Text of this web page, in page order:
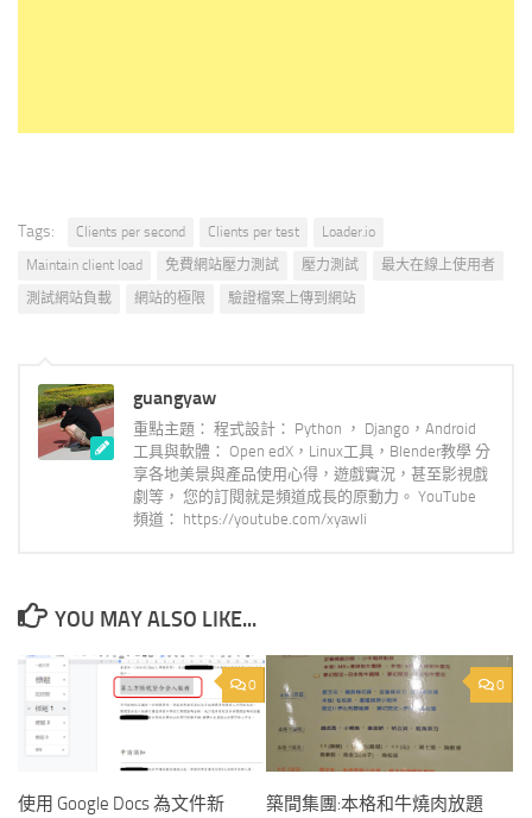
Tags: Clients per second Clients per test
Loader.io
Maintain client load
免費網站壓力測試 壓力測試
最大在線上使用者
測試網站負載
網站的極限 驗證檔案上傳到網站
guangyaw
重點主題： 程式設計： Python ， Django，Android
工具與軟體： Open edX，Linux工具，Blender教學 分
享各地美景與產品使用心得，遊戲實況，甚至影視戲
劇等， 您的訂閱就是頻道成長的原動力。 YouTube
頻道： https://youtube.com/xyawli
YOU MAY ALSO LIKE...
0
使用 Google Docs 為文件新
0
築間集團:本格和牛燒肉放題